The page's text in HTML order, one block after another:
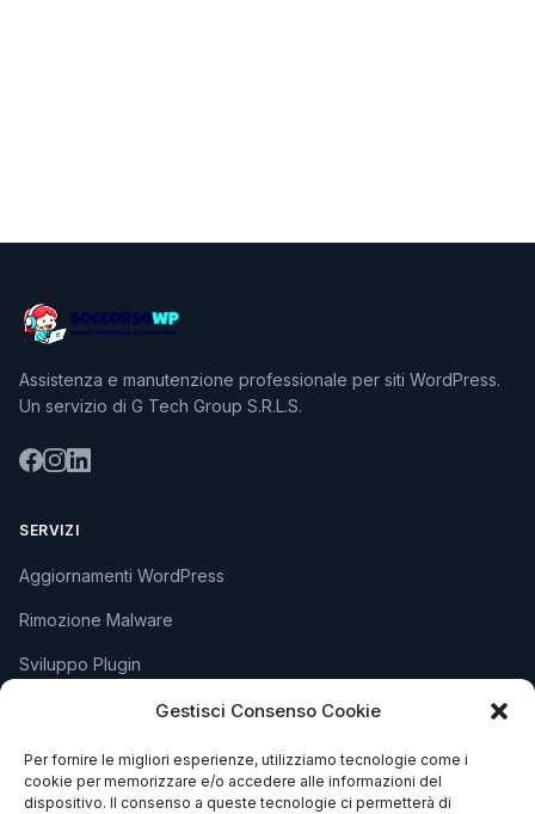
Gestisci Consenso Cookie
Per fornire le migliori esperienze, utilizziamo tecnologie come i
cookie per memorizzare e/o accedere alle informazioni del
dispositivo. Il consenso a queste tecnologie ci permetterà di
Assistenza e manutenzione professionale per siti WordPress.
Un servizio di G Tech Group S.R.L.S.
SERVIZI
Aggiornamenti WordPress
Rimozione Malware
Sviluppo Plugin
SUPPORTO